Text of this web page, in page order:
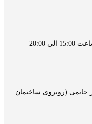
20:00
حاتمی (روبروی ساختمان